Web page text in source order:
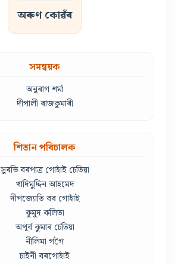
অৰুণ কোৱঁৰ
সমন্বয়ক
অনুৰাগ শৰ্মা
দীপালী ৰাজকুমাৰী
শিতান পৰিচালক
সুৰভি বৰপাত্ৰ গোহাঁই চেতিয়া
খাদিমুদ্দিন আহমেদ
দীপজ্যোতি বৰ গোহাঁই
কুমুদ কলিতা
অপূৰ্ব কুমাৰ চেতিয়া
নীলিমা গগৈ
চাইনী বৰগোহাঁই